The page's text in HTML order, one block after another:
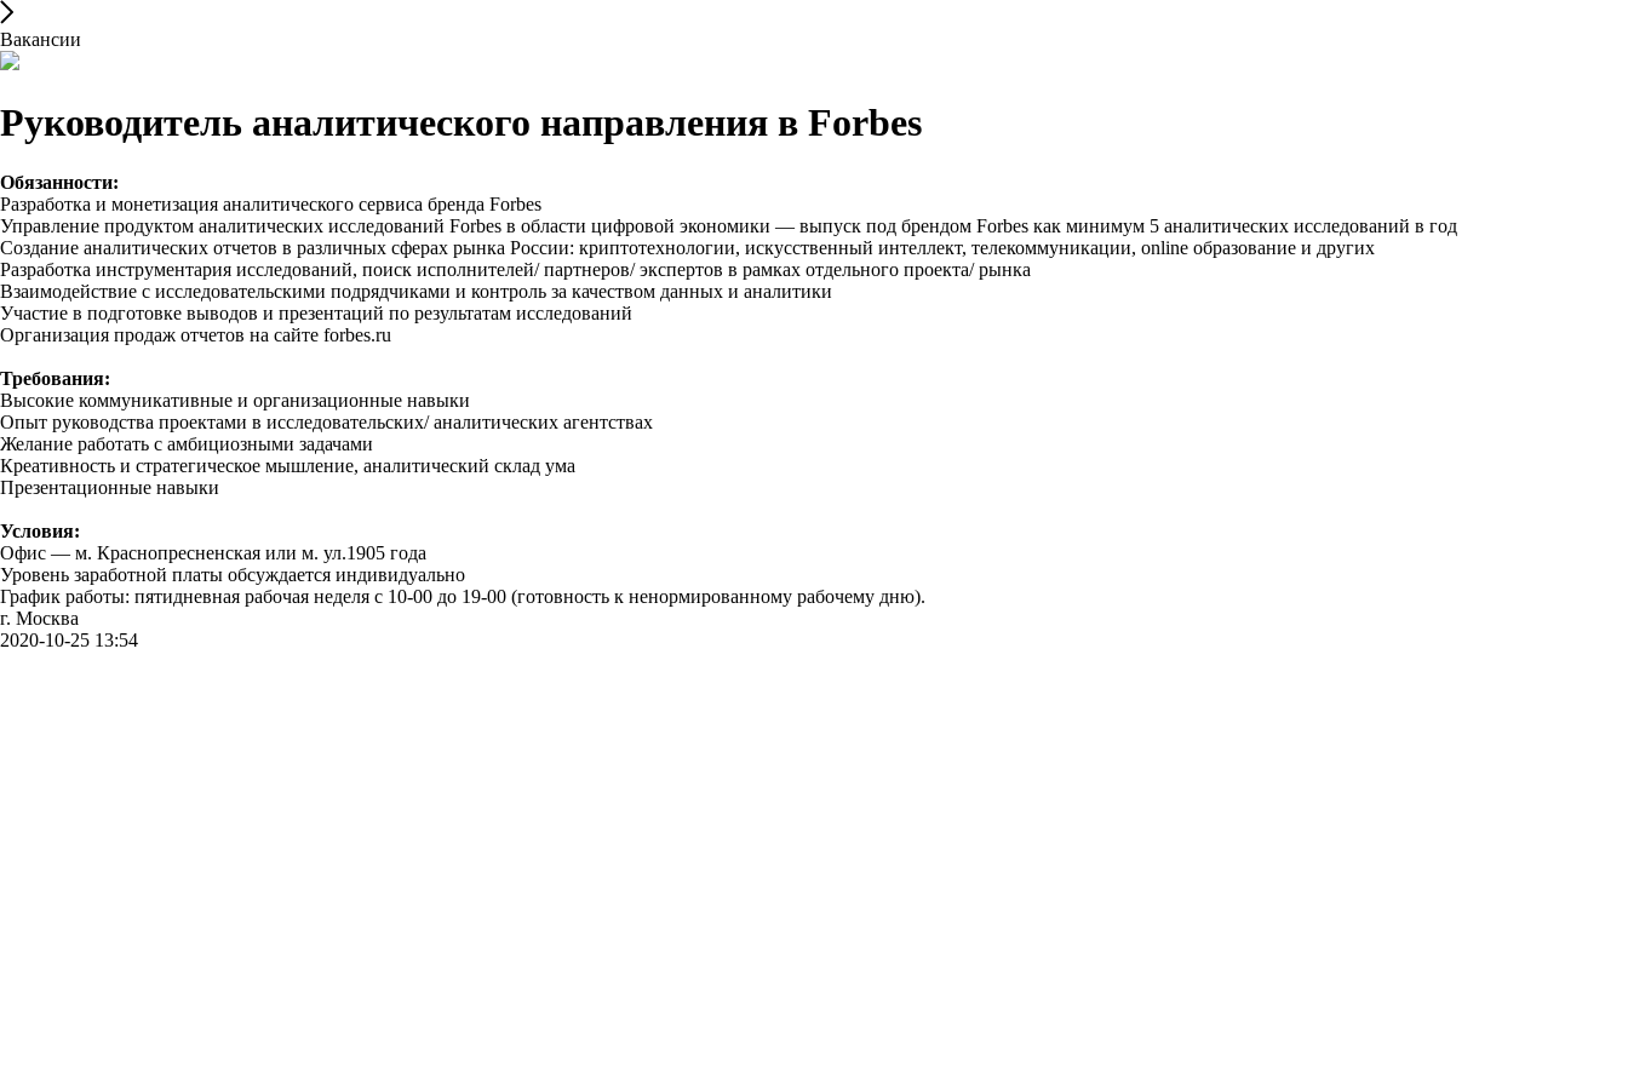
Вакансии
Руководитель аналитического направления в Forbes
Обязанности:
Разработка и монетизация аналитического сервиса бренда Forbes
Управление продуктом аналитических исследований Forbes в области цифровой экономики — выпуск под брендом Forbes как минимум 5 аналитических исследований в год
Cоздание аналитических отчетов в различных сферах рынка России: криптотехнологии, искусственный интеллект, телекоммуникации, online образование и других
Разработка инструментария исследований, поиск исполнителей/ партнеров/ экспертов в рамках отдельного проекта/ рынка
Взаимодействие с исследовательскими подрядчиками и контроль за качеством данных и аналитики
Участие в подготовке выводов и презентаций по результатам исследований
Организация продаж отчетов на сайте forbes.ru
Требования:
Высокие коммуникативные и организационные навыки
Опыт руководства проектами в исследовательских/ аналитических агентствах
Желание работать с амбициозными задачами
Креативность и стратегическое мышление, аналитический склад ума
Презентационные навыки
Условия:
Офис — м. Краснопресненская или м. ул.1905 года
Уровень заработной платы обсуждается индивидуально
График работы: пятидневная рабочая неделя с 10-00 до 19-00 (готовность к ненормированному рабочему дню).
г. Москва
2020-10-25 13:54